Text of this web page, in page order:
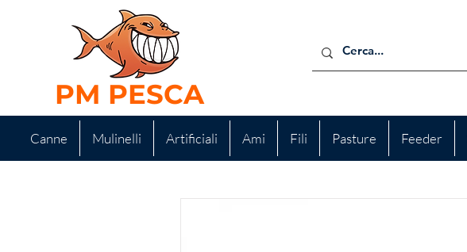
PM PESCA
Canne Mulinelli Artificiali Ami Fili Pasture Feeder